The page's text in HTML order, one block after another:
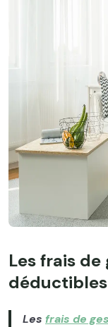
Les frais
Les frais de